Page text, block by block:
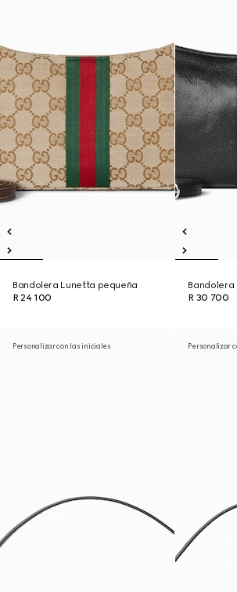
Bandolera Lunetta pequeña
R 24 100
Bandolera
R 30 700
Personalizar con las iniciales Personalizar